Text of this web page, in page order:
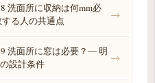
洗面所に収納は何mm必
る人の共通点
→
洗面所に窓は必要？― 明
設計条件
→